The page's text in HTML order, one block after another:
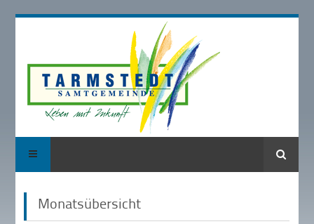
Suche
Monatsübersicht